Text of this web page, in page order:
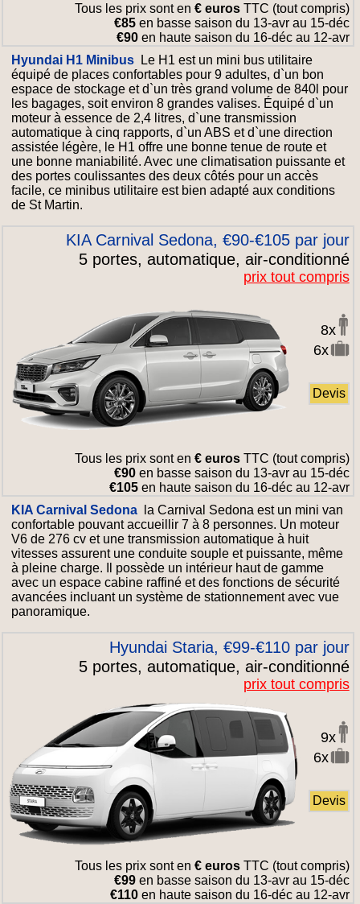
Tous les prix sont en € eurosTTC (tout compris)
€85en basse saison du 13-avr au 15-déc
€90en haute saison du 16-déc au 12-avr
Hyundai H1 Minibus Le H1 est un mini bus utilitaire
équipé de places confortables pour 9 adultes, d`un bon
espace de stockage et d`un très grand volume de 840l pour
les bagages, soit environ 8 grandes valises. Équipé d`un
moteur à essence de 2,4 litres, d`une transmission
automatique à cinq rapports, d`un ABS et d`une direction
assistée légère, le H1 offre une bonne tenue de route et
une bonne maniabilité. Avec une climatisation puissante et
des portes coulissantes des deux côtés pour un accès
facile, ce minibus utilitaire est bien adapté aux conditions
de St Martin.
KIA Carnival Sedona, €90-€105 par jour
5 portes, automatique, air-conditionné
prix tout compris
8x
6x
Devis
Tous les prix sont en € eurosTTC (tout compris)
€90en basse saison du 13-avr au 15-déc
€105en haute saison du 16-déc au 12-avr
KIA Carnival Sedona la Carnival Sedona est un mini van
confortable pouvant accueillir 7 à 8 personnes. Un moteur
V6 de 276 cv et une transmission automatique à huit
vitesses assurent une conduite souple et puissante, même
à pleine charge. Il possède un intérieur haut de gamme
avec un espace cabine raffiné et des fonctions de sécurité
avancées incluant un système de stationnement avec vue
panoramique.
Hyundai Staria, €99-€110 par jour
5 portes, automatique, air-conditionné
prix tout compris
9x
6x
Devis
Tous les prix sont en € eurosTTC (tout compris)
€99en basse saison du 13-avr au 15-déc
€110en haute saison du 16-déc au 12-avr